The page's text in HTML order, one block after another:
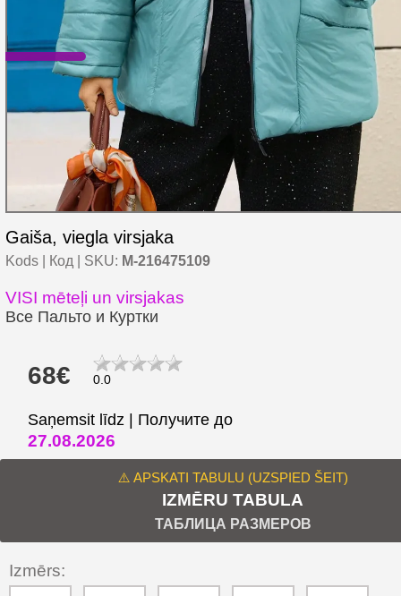
Gaiša, viegla virsjaka
Kods | Код | SKU: M-216475109
VISI mēteļi un virsjakas
Все Пальто и Куртки
68€ 0.0
Saņemsit līdz | Получите до
27.08.2026
⚠️ APSKATI TABULU (UZSPIED ŠEIT)
IZMĒRU TABULA
ТАБЛИЦА РАЗМЕРОВ
Izmērs: